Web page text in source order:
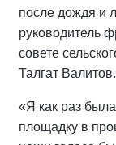
после дождя и
руководитель
совете
Талгат Валитов.
«Я как раз была
площадку в